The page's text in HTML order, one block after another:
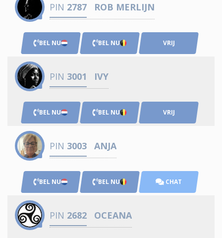
PIN 2787 ROB MERLIJN
BEL NU BEL NU VRIJ
PIN 3001 IVY
BEL NU BEL NU VRIJ
PIN 3003 ANJA
BEL NU BEL NU CHAT
PIN 2682 OCEANA